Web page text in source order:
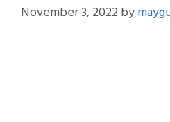
November 3, 2022by